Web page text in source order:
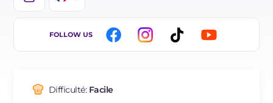
IT
DE
FOLLOW US
Difficulté: Facile